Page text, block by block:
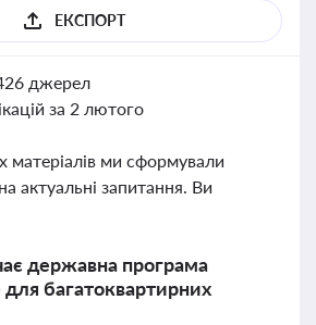
ЕКСПОРТ
джерел
за 2 лютого
матеріалів ми сформували
актуальні запитання. Ви
державна програма
багатоквартирних